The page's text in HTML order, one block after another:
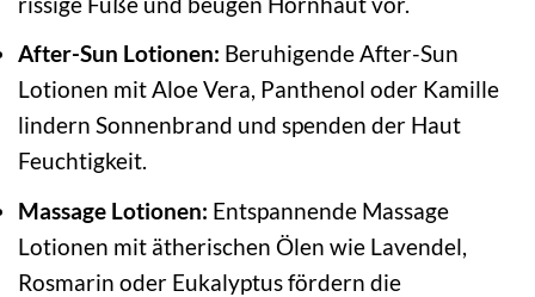
After-Sun Lotionen: Beruhigende After-Sun
Lotionen mit Aloe Vera, Panthenol oder Kamille
lindern Sonnenbrand und spenden der Haut
Feuchtigkeit.
Massage Lotionen: Entspannende Massage
Lotionen mit ätherischen Ölen wie Lavendel,
Rosmarin oder Eukalyptus fördern die